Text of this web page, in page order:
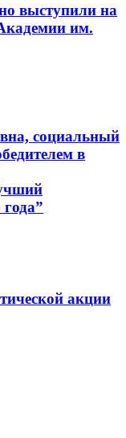
выступили на
им.
социальный
в
акции